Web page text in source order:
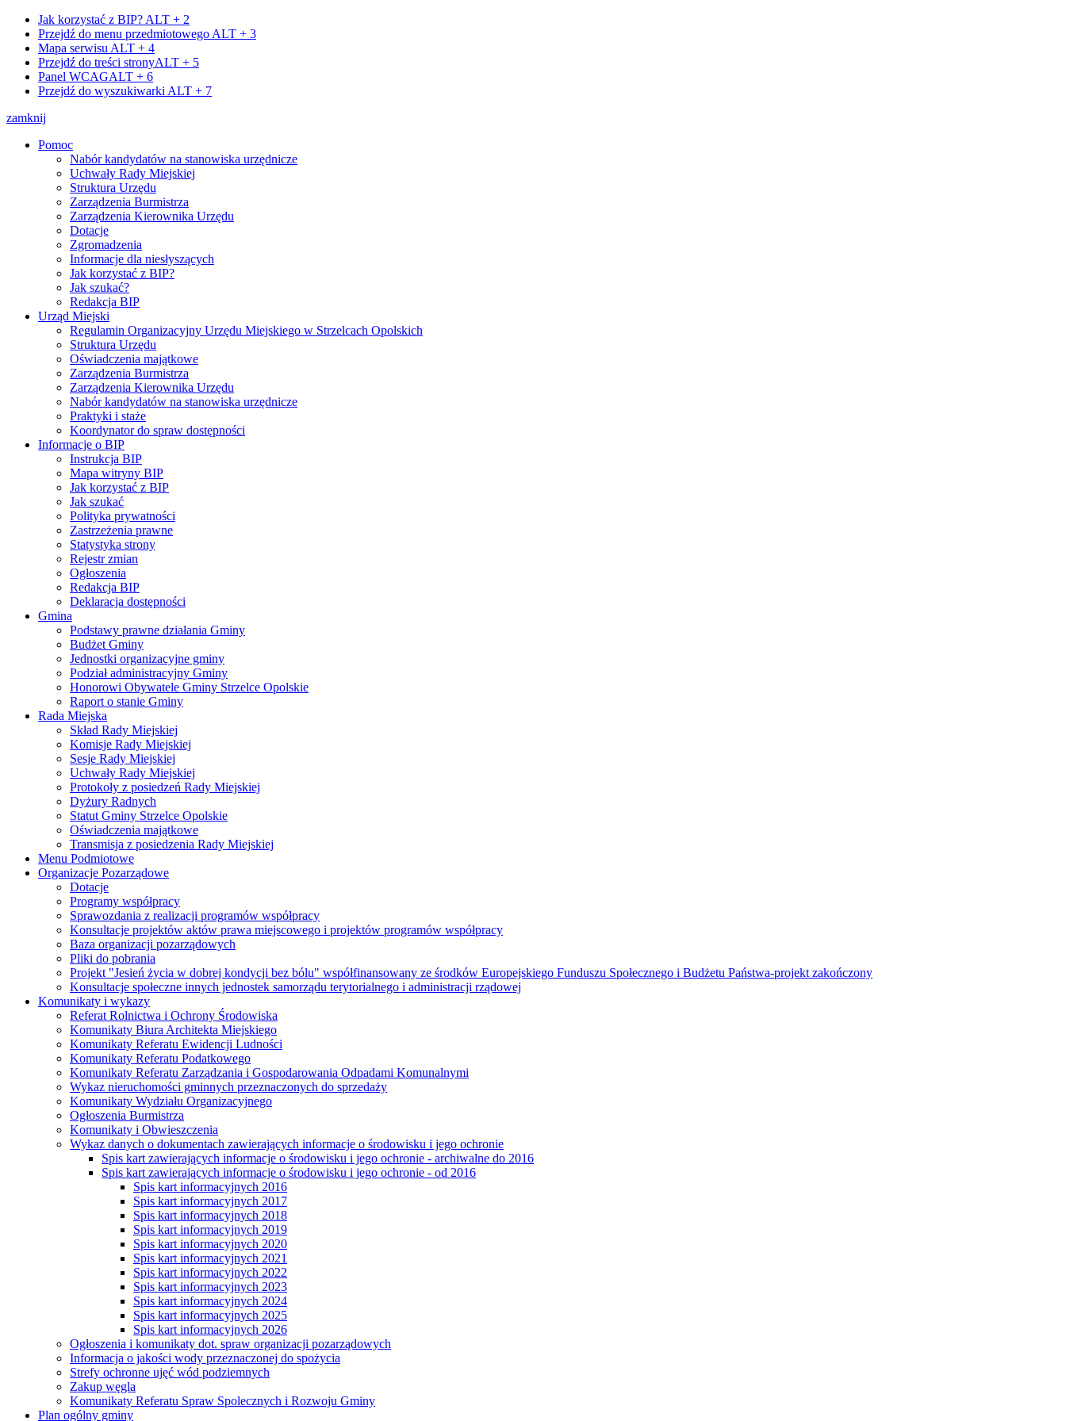
Jak korzystać z BIP? ALT + 2
Przejdź do menu przedmiotowego ALT + 3
Mapa serwisu ALT + 4
Przejdź do treści stronyALT + 5
Panel WCAGALT + 6
Przejdź do wyszukiwarki ALT + 7
zamknij
Pomoc
Nabór kandydatów na stanowiska urzędnicze
Uchwały Rady Miejskiej
Struktura Urzędu
Zarządzenia Burmistrza
Zarządzenia Kierownika Urzędu
Dotacje
Zgromadzenia
Informacje dla niesłyszących
Jak korzystać z BIP?
Jak szukać?
Redakcja BIP
Urząd Miejski
Regulamin Organizacyjny Urzędu Miejskiego w Strzelcach Opolskich
Struktura Urzędu
Oświadczenia majątkowe
Zarządzenia Burmistrza
Zarządzenia Kierownika Urzędu
Nabór kandydatów na stanowiska urzędnicze
Praktyki i staże
Koordynator do spraw dostępności
Informacje o BIP
Instrukcja BIP
Mapa witryny BIP
Jak korzystać z BIP
Jak szukać
Polityka prywatności
Zastrzeżenia prawne
Statystyka strony
Rejestr zmian
Ogłoszenia
Redakcja BIP
Deklaracja dostępności
Gmina
Podstawy prawne działania Gminy
Budżet Gminy
Jednostki organizacyjne gminy
Podział administracyjny Gminy
Honorowi Obywatele Gminy Strzelce Opolskie
Raport o stanie Gminy
Rada Miejska
Skład Rady Miejskiej
Komisje Rady Miejskiej
Sesje Rady Miejskiej
Uchwały Rady Miejskiej
Protokoły z posiedzeń Rady Miejskiej
Dyżury Radnych
Statut Gminy Strzelce Opolskie
Oświadczenia majątkowe
Transmisja z posiedzenia Rady Miejskiej
Menu Podmiotowe
Organizacje Pozarządowe
Dotacje
Programy współpracy
Sprawozdania z realizacji programów współpracy
Konsultacje projektów aktów prawa miejscowego i projektów programów współpracy
Baza organizacji pozarządowych
Pliki do pobrania
Projekt "Jesień życia w dobrej kondycji bez bólu" współfinansowany ze środków Europejskiego Funduszu Społecznego i Budżetu Państwa-projekt zakończony
Konsultacje społeczne innych jednostek samorządu terytorialnego i administracji rządowej
Komunikaty i wykazy
Referat Rolnictwa i Ochrony Środowiska
Komunikaty Biura Architekta Miejskiego
Komunikaty Referatu Ewidencji Ludności
Komunikaty Referatu Podatkowego
Komunikaty Referatu Zarządzania i Gospodarowania Odpadami Komunalnymi
Wykaz nieruchomości gminnych przeznaczonych do sprzedaży
Komunikaty Wydziału Organizacyjnego
Ogłoszenia Burmistrza
Komunikaty i Obwieszczenia
Wykaz danych o dokumentach zawierających informacje o środowisku i jego ochronie
Spis kart zawierających informacje o środowisku i jego ochronie - archiwalne do 2016
Spis kart zawierających informacje o środowisku i jego ochronie - od 2016
Spis kart informacyjnych 2016
Spis kart informacyjnych 2017
Spis kart informacyjnych 2018
Spis kart informacyjnych 2019
Spis kart informacyjnych 2020
Spis kart informacyjnych 2021
Spis kart informacyjnych 2022
Spis kart informacyjnych 2023
Spis kart informacyjnych 2024
Spis kart informacyjnych 2025
Spis kart informacyjnych 2026
Ogłoszenia i komunikaty dot. spraw organizacji pozarządowych
Informacja o jakości wody przeznaczonej do spożycia
Strefy ochronne ujęć wód podziemnych
Zakup węgla
Komunikaty Referatu Spraw Spolecznych i Rozwoju Gminy
Plan ogólny gminy